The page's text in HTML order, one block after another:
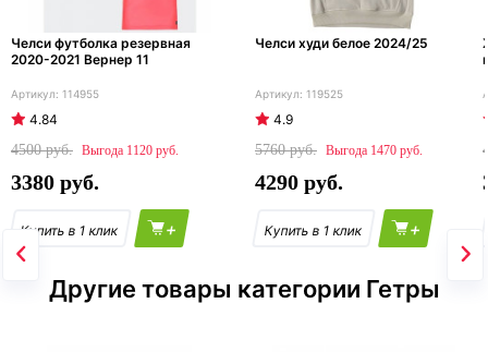
Челси футболка резервная
2020-2021 Вернер 11
114955
4.84
4500
1120
3380
+
Челси худи белое 2024/25
119525
4.9
5760
1470
4290
+
Другие товары категории Гетры